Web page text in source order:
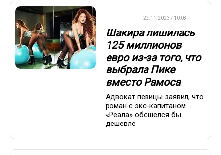
22.11.2023 / 10:03
Шакира лишилась
125 миллионов
евро из-за того, что
выбрала Пике
вместо Рамоса
Адвокат певицы заявил, что
роман с экс-капитаном
«Реала» обошелся бы
дешевле